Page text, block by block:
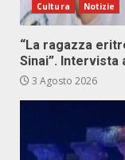
Cultura Notizie
“La ragazza
Sinai”.
3 Agosto 2026